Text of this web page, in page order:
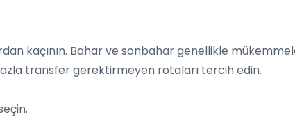
kaçının. Bahar ve sonbahar genellikle
transfer gerektirmeyen rotaları tercih edin.